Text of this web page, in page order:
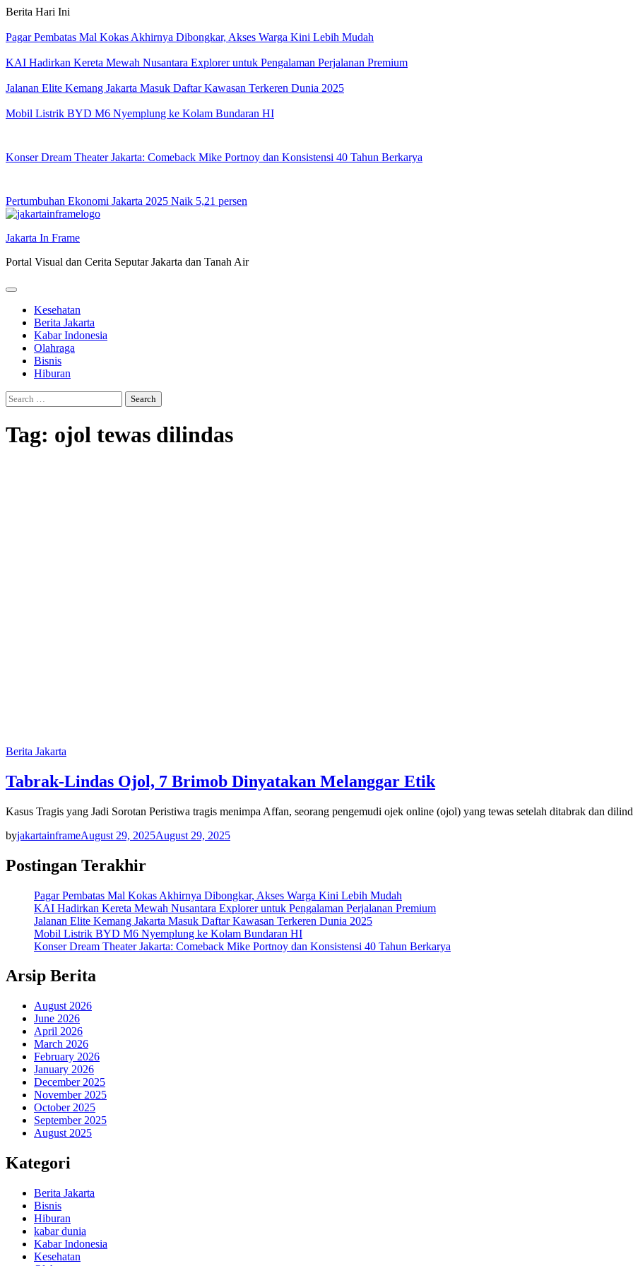
Skip
content
Berita Hari Ini
Pagar Pembatas Mal Kokas Akhirnya Dibongkar, Akses Warga Kini Lebih Mudah
KAI Hadirkan Kereta Mewah Nusantara Explorer untuk Pengalaman Perjalanan Premium
Jalanan Elite Kemang Jakarta Masuk Daftar Kawasan Terkeren Dunia 2025
Mobil Listrik BYD M6 Nyemplung ke Kolam Bundaran HI
Konser Dream Theater Jakarta: Comeback Mike Portnoy dan Konsistensi 40 Tahun Berkarya
Pertumbuhan Ekonomi Jakarta 2025 Naik 5,21 persen
Jakarta In Frame
Portal Visual dan Cerita Seputar Jakarta dan Tanah Air
Kesehatan
Berita Jakarta
Kabar Indonesia
Olahraga
Bisnis
Hiburan
Search
for:
Tag: ojol tewas dilindas
Berita Jakarta
Tabrak-Lindas Ojol, 7 Brimob Dinyatakan Melanggar Etik
Kasus Tragis yang Jadi Sorotan Peristiwa tragis menimpa Affan, seorang pengemudi ojek online (ojol) yang tewas setelah ditabrak dan
byjakartainframeAugust 29, 2025August 29, 2025
Postingan Terakhir
Pagar Pembatas Mal Kokas Akhirnya Dibongkar, Akses Warga Kini Lebih Mudah
KAI Hadirkan Kereta Mewah Nusantara Explorer untuk Pengalaman Perjalanan Premium
Jalanan Elite Kemang Jakarta Masuk Daftar Kawasan Terkeren Dunia 2025
Mobil Listrik BYD M6 Nyemplung ke Kolam Bundaran HI
Konser Dream Theater Jakarta: Comeback Mike Portnoy dan Konsistensi 40 Tahun Berkarya
Arsip Berita
August 2026
June 2026
April 2026
March 2026
February 2026
January 2026
December 2025
November 2025
October 2025
September 2025
August 2025
Kategori
Berita Jakarta
Bisnis
Hiburan
kabar dunia
Kabar Indonesia
Kesehatan